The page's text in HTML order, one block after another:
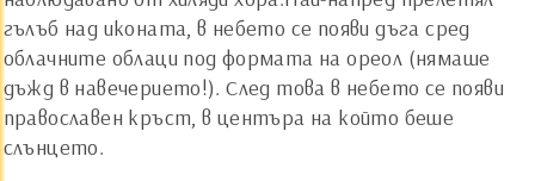
гълъб над иконата, в небето се появи дъга сред
облачните облаци под формата на ореол (нямаше
дъжд в навечерието!). След това в небето се появи
православен кръст, в центъра на който беше
слънцето.